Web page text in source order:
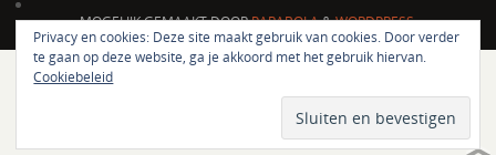
MOGELIJK GEMAAKT DOORPARABOLA&WORDPRESS.
Privacy en cookies: Deze site maakt gebruik van cookies. Door verder
te gaan op deze website, ga je akkoord met het gebruik hiervan.
Cookiebeleid